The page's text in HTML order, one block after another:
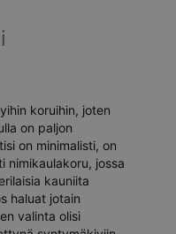
koruihin, joten
on paljon
on minimalisti, on
nimikaulakoru, jossa
kauniita
haluat jotain
valinta olisi